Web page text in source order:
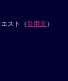
スト（ 引用元）